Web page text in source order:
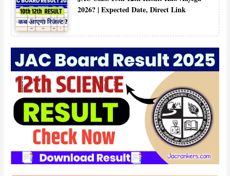
2026? | Expected Date, Direct Link